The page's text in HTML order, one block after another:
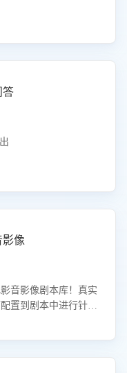
答
影像
音影像剧本库！真实
置到剧本中进行针对
剧本，一键开启客服